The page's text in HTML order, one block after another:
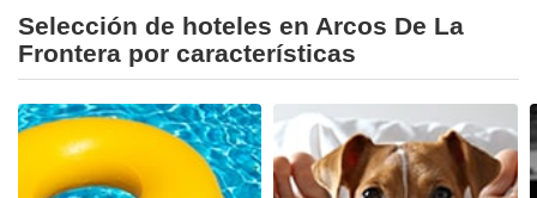
Selección de hoteles en Arcos De La
Frontera por características